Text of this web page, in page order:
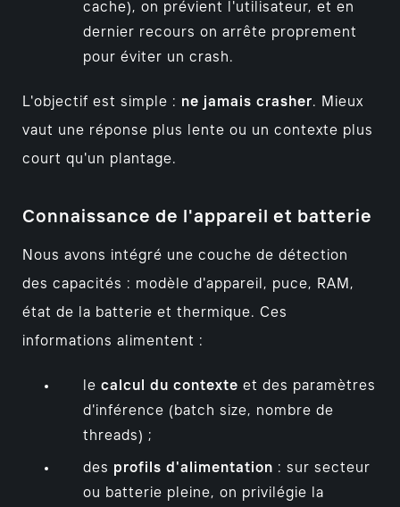
cache), on prévient l'utilisateur, et en
dernier recours on arrête proprement
pour éviter un crash.
L'objectif est simple : ne jamais crasher. Mieux
vaut une réponse plus lente ou un contexte plus
court qu'un plantage.
Connaissance de l'appareil et batterie
Nous avons intégré une couche de détection
des capacités : modèle d'appareil, puce, RAM,
état de la batterie et thermique. Ces
informations alimentent :
le calcul du contexte et des paramètres
d'inférence (batch size, nombre de
threads) ;
des profils d'alimentation : sur secteur
ou batterie pleine, on privilégie la